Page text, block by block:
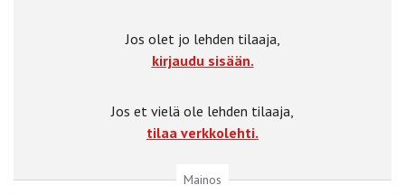
Jos olet jo lehden tilaaja,
kirjaudu sisään.
Jos et vielä ole lehden tilaaja,
tilaa verkkolehti.
Mainos